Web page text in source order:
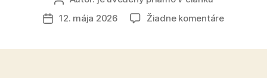
článku
Dátum
12. mája 2026 Žiadne komentárena